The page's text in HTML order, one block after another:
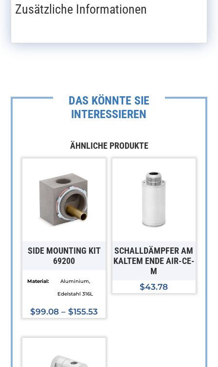
Zusätzliche Informationen
DAS KÖNNTE SIE
INTERESSIEREN
ÄHNLICHE PRODUKTE
SIDE MOUNTING KIT
69200
Material:
Aluminium,
Edelstahl 316L
$99.08 –$155.53
Produkt
mehrere
SCHALLDÄMPFER AM
KALTEM ENDE AIR-CE-
M
$43.78